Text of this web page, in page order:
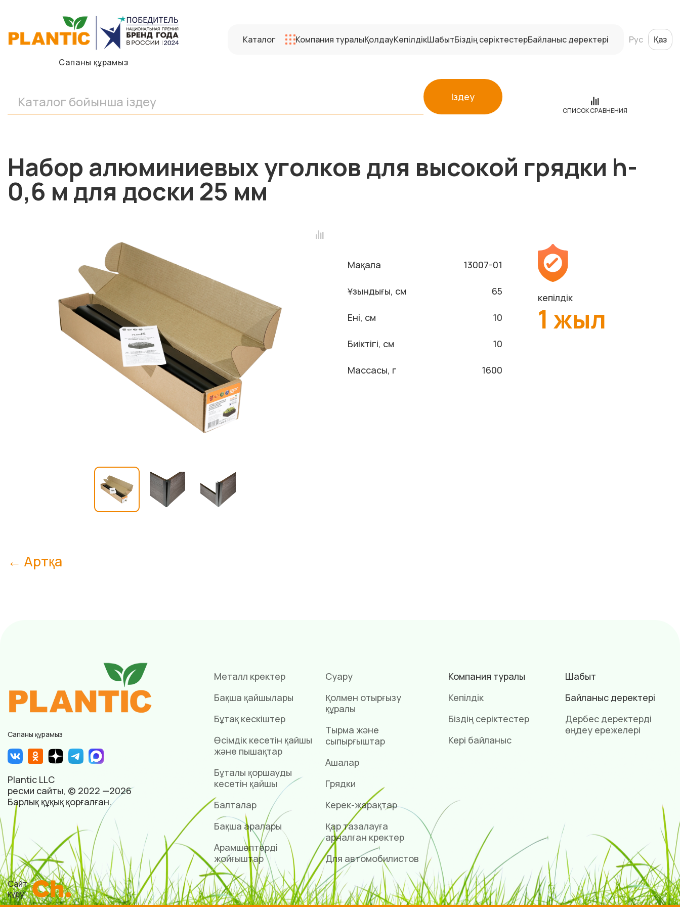
Сапаны құрамыз
Каталог Компания туралыҚолдауКепілдікШабытБіздің серіктестерБайланыс деректері Рус Қаз
Іздеу
СПИСОК СРАВНЕНИЯ
Набор алюминиевых уголков для высокой грядки h-
0,6 м для доски 25 мм
Мақала 13007-01
Ұзындығы, см 65
Ені, см 10
Биіктігі, см 10
Массасы, г 1600
кепілдік
1 жыл
← Артқа
Сапаны құрамыз
Plantic LLC
ресми сайты, © 2022 —2026
Барлық құқық қорғалған.
Металл күректер
Бақша қайшылары
Бұтақ кескіштер
Өсімдік кесетін қайшы
және пышақтар
Бұталы қоршауды
кесетін қайшы
Балталар
Бақша аралары
Арамшөптерді
жойғыштар
Суару
Қолмен отырғызу
құралы
Тырма және
сыпырғыштар
Ашалар
Грядки
Керек-жарақтар
Қар тазалауға
арналған күректер
Для автомобилистов
Компания туралы
Кепілдік
Біздің серіктестер
Кері байланыс
Шабыт
Байланыс деректері
Дербес деректерді
өңдеу ережелері
Сайт
құру